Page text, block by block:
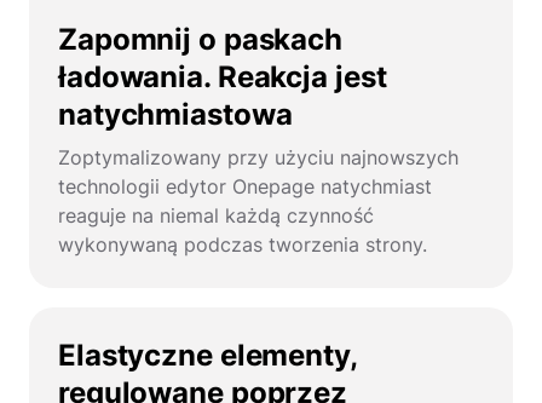
Zapomnij o paskach
ładowania. Reakcja jest
natychmiastowa
Zoptymalizowany przy użyciu najnowszych
technologii edytor Onepage natychmiast
reaguje na niemal każdą czynność
wykonywaną podczas tworzenia strony.
Elastyczne elementy,
regulowane poprzez